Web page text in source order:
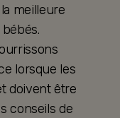
meilleure
lorsque les
doivent être
conseils de